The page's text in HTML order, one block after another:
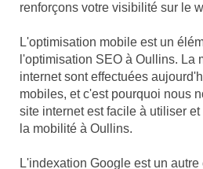
renforçons votre visibilité sur le
L'optimisation mobile est un
l'optimisation SEO à Oullins. La
internet sont effectuées
mobiles, et c'est pourquoi nous
site internet est facile à utiliser
la mobilité à Oullins.
L'indexation Google est un